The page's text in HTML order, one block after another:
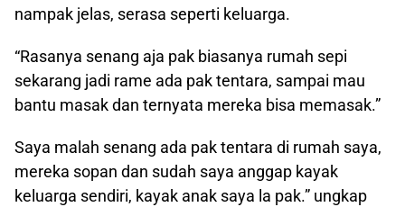
nampak jelas, serasa seperti keluarga.
“Rasanya senang aja pak biasanya rumah sepi
sekarang jadi rame ada pak tentara, sampai mau
bantu masak dan ternyata mereka bisa memasak.”
Saya malah senang ada pak tentara di rumah saya,
mereka sopan dan sudah saya anggap kayak
keluarga sendiri, kayak anak saya la pak.” ungkap